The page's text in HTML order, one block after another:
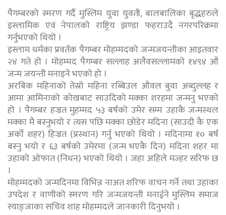
पैगम्बरको स्मरण गर्दै मुस्लिम युवा युवती, बालबालिका बृद्धहरुले
इस्लामिक एवं नेपालको राष्ट्रिय झण्डा फहराउदै नगरपरिक्रमा
गर्नुभएको थियो ।
इस्लाम धर्मका प्रवर्तक पैगम्बर मोहम्मदको जन्मजयन्तीका आइतवार
२४ गते हो । मोहम्मद पैगम्बर सल्लाह अलैवसल्लामको १४९४ औं
जन्म जयन्ती मनाइने भएको हो ।
अरबिक महिनाको तेस्रो महिना रब्बिउल औवल बुवा अब्दुल्लह र
आमा आमिनाको कोखबाट साउदिको मक्का शरहमा जन्मनु भएको
हो । पैगम्बर हज्रत मुहम्मद ५३ बर्षको उमेर सम्म उहाकै जन्मस्थल
मक्का मै बस्नुभयो र त्यस पछि मक्का छोडेर मदिना (साउदी कै एक
अर्को शहर) हिज्रत (प्रस्थान) गर्नु भएको थियो । मदिनामा १० बर्ष
बस्नु भयो र ६३ बर्षको उमेरमा (जन्म भएकै दिन) मदिना शहर मा
उहाको ओफात (निधन) भएको थियो । जहा अहिले मज्हर सरिफ छ
।
मोहम्मदको जन्मदिनमा विभिन्न नाअत शरिफ वाचन गर्ने तथा उहाका
उपदेश र वाणीको स्मरण गरि जन्मजयन्ती मनाईने मुस्लिम समाज
स्याङ्जाका सचिव शाह मोहम्मदले जानकारी दिनुभयो ।